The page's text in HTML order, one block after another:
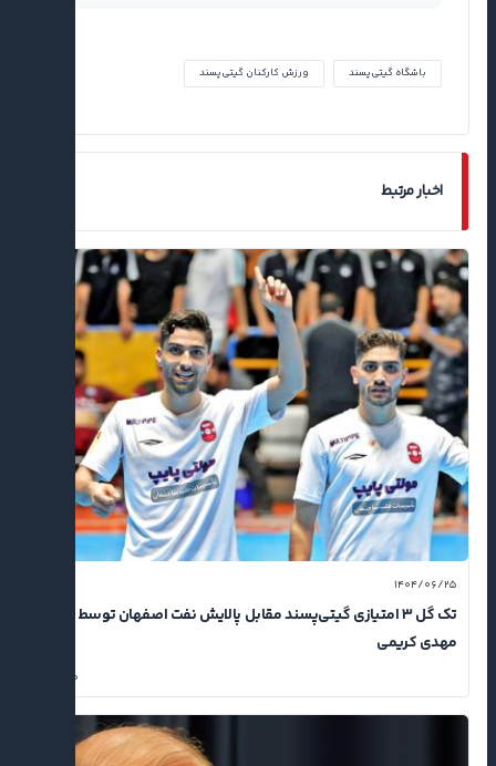
باشگاه گیتی‌پسند ورزش کارکنان گیتی‌پسند
اخبار مرتبط
۱۴۰۴/۰۶/۲۵
تک گل ۳ امتیازی گیتی‌پسند مقابل پالایش نفت اصفهان توسط
مهدی کریمی
۰